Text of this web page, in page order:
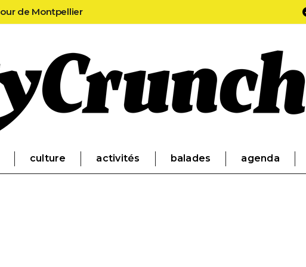
de Montpellier
culture activités balades agenda